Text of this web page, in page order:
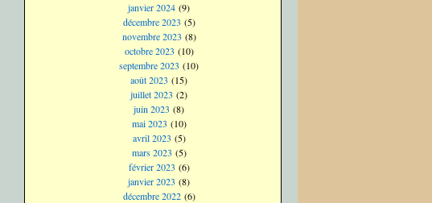
janvier 2024 (9)
décembre 2023 (5)
novembre 2023 (8)
octobre 2023 (10)
septembre 2023 (10)
août 2023 (15)
juillet 2023 (2)
juin 2023 (8)
mai 2023 (10)
avril 2023 (5)
mars 2023 (5)
février 2023 (6)
janvier 2023 (8)
décembre 2022(6)